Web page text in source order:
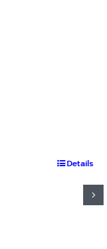
Details